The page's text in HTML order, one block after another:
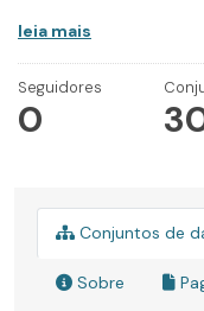
leia mais
Seguidores
0
Conjuntos de
Sobre